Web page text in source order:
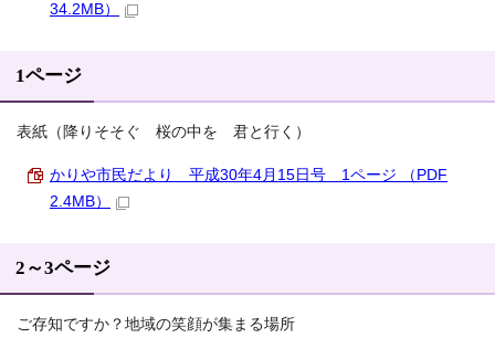
34.2MB）
1ページ
表紙（降りそそぐ 桜の中を 君と行く）
かりや市民だより 平成30年4月15日号 1ページ （PDF
2.4MB）
2～3ページ
ご存知ですか？地域の笑顔が集まる場所